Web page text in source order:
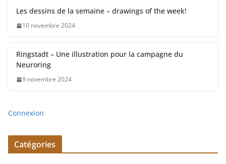
Les dessins de la semaine – drawings of the week!
10 novembre 2024
Ringstadt – Une illustration pour la campagne du
Neuroring
9 novembre 2024
Connexion
Catégories